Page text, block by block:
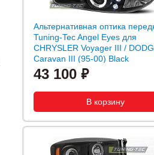
Альтернативная оптика
Tuning-Tec Angel Eyes для
CHRYSLER Voyager III /
Caravan III (95-00) Black
43 100